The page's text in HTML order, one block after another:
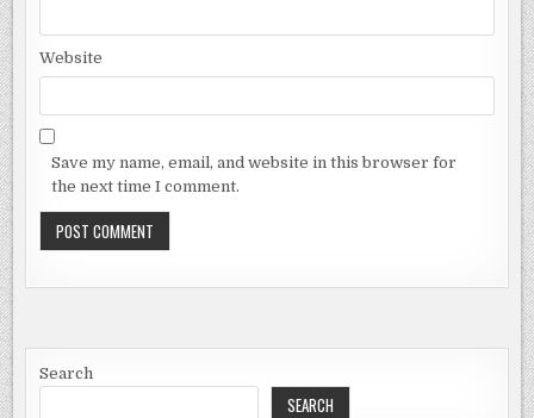
Website
Save my name, email, and website in this browser for
the next time I comment.
Search
SEARCH